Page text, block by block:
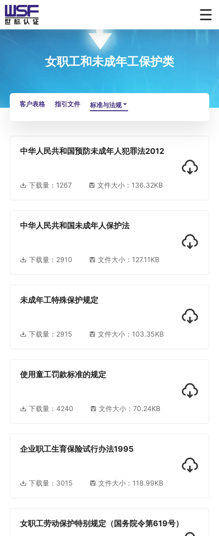
女职工和未成年工保护类
客户表格 指引文件 标准与法规
中华人民共和国预防未成年人犯罪法2012
下载量： 1267 文件大小：136.32KB
中华人民共和国未成年人保护法
下载量： 2910 文件大小：127.11KB
未成年工特殊保护规定
下载量： 2915 文件大小：103.35KB
使用童工罚款标准的规定
下载量： 4240 文件大小：70.24KB
企业职工生育保险试行办法1995
下载量： 3015 文件大小：118.99KB
女职工劳动保护特别规定（国务院令第619号）